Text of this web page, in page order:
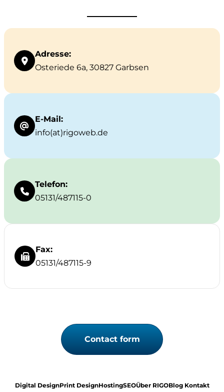
Adresse:
Osteriede 6a, 30827 Garbsen
E-Mail:
info(at)rigoweb.de
Telefon:
05131/487115-0
Fax:
05131/487115-9
Contact form
Digital DesignPrint DesignHostingSEOÜber RIGOBlog Kontakt